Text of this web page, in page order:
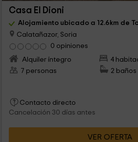
Casa El Dioni
Alojamiento ubicado a 12.6km de
Calatañazor, Soria
0 opiniones
Alquiler íntegro
4
7 personas
2 baños
Contacto directo
Cancelación 30 días antes
VER OFERTA